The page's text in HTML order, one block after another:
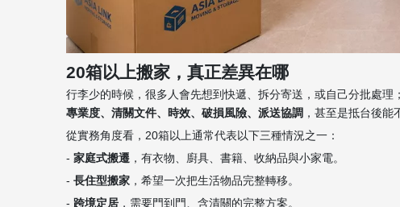
20箱以上搬家，真正差異在哪
行李少的時候，很多人會先想到快遞、拆分寄送，或自己分批處
專業度、清關文件、時效、破損風險、派送協調 ，甚至是抵台後
從實務角度看，20箱以上通常代表以下三種情況之一：
- 家庭式搬遷 ，有衣物、廚具、書籍、收納品與小家電。
- 長住型搬家 ，希望一次把生活物品完整轉移。
- 跨境定居 ，需要門到門、含清關的完整方案。